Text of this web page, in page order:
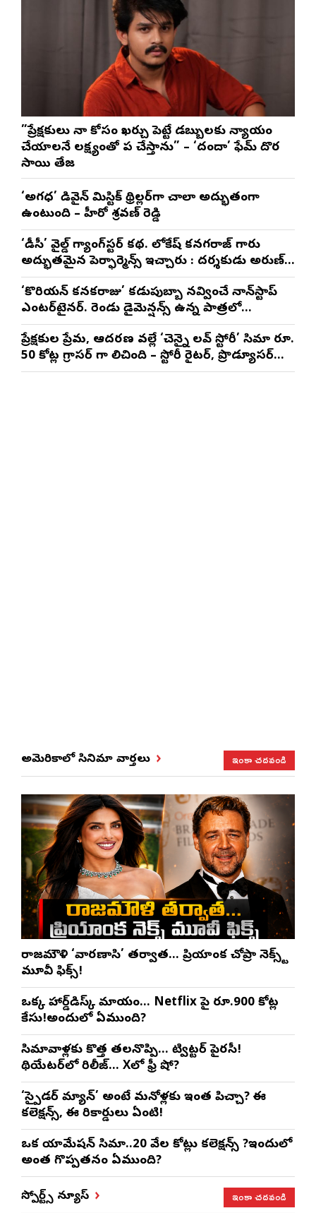
”ప్రేక్షకులు నా కోసం ఖర్చు పెట్టే డబ్బులకు న్యాయం
చేయాలనే లక్ష్యంతో పని చేస్తాను” – ‘దందా’ ఫేమ్ దొర
సాయి తేజ
‘అగధ’ డివైన్ మిస్టిక్ థ్రిల్లర్‌గా చాలా అద్భుతంగా
ఉంటుంది – హీరో శ్రవణ్ రెడ్డి
‘డీసీ’ వైల్డ్ గ్యాంగ్‌స్టర్ కథ. లోకేష్ కనగరాజ్ గారు
అద్భుతమైన పెర్ఫార్మెన్స్ ఇచ్చారు : దర్శకుడు అరుణ్
మాథేశ్వరన్
‘కొరియన్ కనకరాజు’ కడుపుబ్బా నవ్వించే నాన్‌స్టాప్
ఎంటర్‌టైనర్. రెండు డైమెన్షన్స్ ఉన్న పాత్రలో
నటించడం చాలా సంతృప్తినిచ్చింది : వరుణ్ తేజ్
ప్రేక్షకుల ప్రేమ, ఆదరణ వల్లే ‘చెన్నై లవ్ స్టోరీ’ సినిమా రూ.
50 కోట్ల గ్రాసర్ గా నిలిచింది – స్టోరీ రైటర్, ప్రొడ్యూసర్
సాయి రాజేష్
అమెరికాలో సినిమా వార్తలు ఇంకా చదవండి
రాజమౌళి ‘వారణాసి’ తర్వాత… ప్రియాంక చోప్రా నెక్స్ట్
మూవీ ఫిక్స్!
ఒక్క హార్డ్‌డిస్క్ మాయం… Netflix పై రూ.900 కోట్ల
కేసు!అందులో ఏముంది?
సినిమావాళ్లకు కొత్త తలనొప్పి… ట్విట్టర్ పైరసీ!
థియేటర్‌లో రిలీజ్… Xలో ఫ్రీ షో?
‘స్పైడర్ మ్యాన్’ అంటే మనోళ్లకు ఇంత పిచ్చా? ఈ
కలెక్షన్స్, ఈ రికార్డులు ఏంటి!
ఒక యానిమేషన్ సినిమా..20 వేల కోట్లు కలెక్షన్స్ ?ఇందులో
అంత గొప్పతనం ఏముంది?
స్పోర్ట్స్ న్యూస్ ఇంకా చదవండి